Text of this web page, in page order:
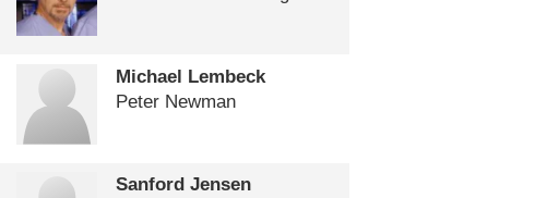
Michael Lembeck
Peter Newman
Sanford Jensen